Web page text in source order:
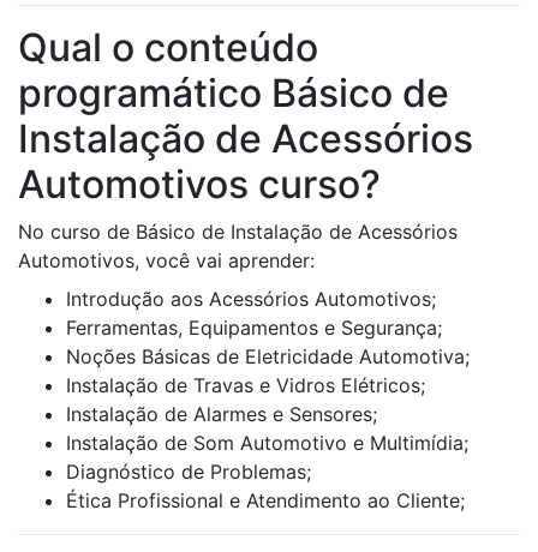
Qual o conteúdo
programático Básico de
Instalação de Acessórios
Automotivos curso?
No curso de Básico de Instalação de Acessórios
Automotivos, você vai aprender:
Introdução aos Acessórios Automotivos;
Ferramentas, Equipamentos e Segurança;
Noções Básicas de Eletricidade Automotiva;
Instalação de Travas e Vidros Elétricos;
Instalação de Alarmes e Sensores;
Instalação de Som Automotivo e Multimídia;
Diagnóstico de Problemas;
Ética Profissional e Atendimento ao Cliente;